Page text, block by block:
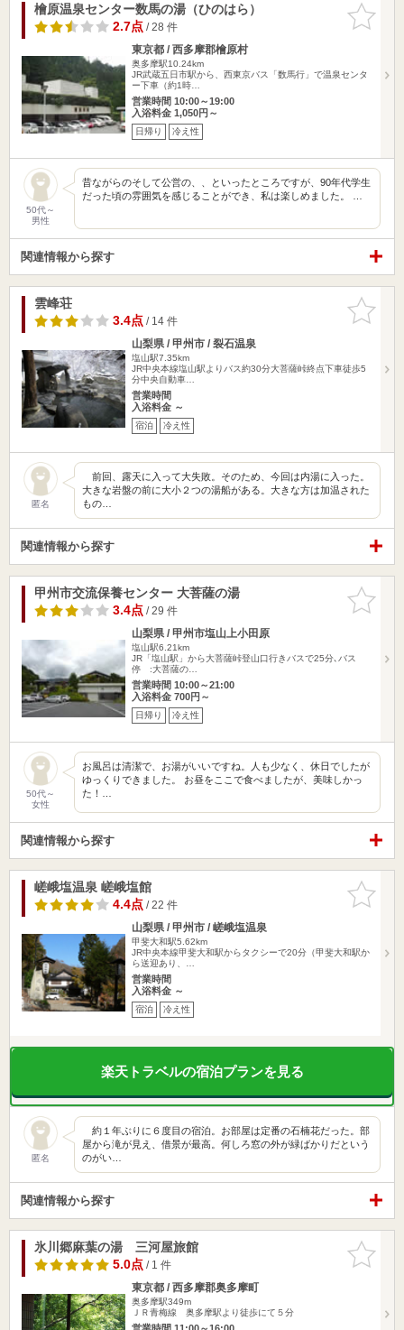
お気に入
りに追加
檜原温泉センター数馬の湯（ひのはら）
2.7点/ 28 件
東京都 / 西多摩郡檜原村
奥多摩駅10.24km
JR武蔵五日市駅から、西東京バス「数馬行」で温泉センタ
ー下車（約1時…
営業時間 10:00～19:00
入浴料金 1,050円～
日帰り 冷え性
50代～
男性
昔ながらのそして公営の、、といったところですが、90年代学生
だった頃の雰囲気を感じることができ、私は楽しめました。 …
関連情報から探す
お気に入
りに追加
雲峰荘
3.4点/ 14 件
山梨県 / 甲州市 / 裂石温泉
塩山駅7.35km
JR中央本線塩山駅よりバス約30分大菩薩峠終点下車徒歩5
分中央自動車…
営業時間
入浴料金 ～
宿泊 冷え性
匿名
前回、露天に入って大失敗。そのため、今回は内湯に入った。
大きな岩盤の前に大小２つの湯船がある。大きな方は加温された
もの…
関連情報から探す
お気に入
りに追加
甲州市交流保養センター 大菩薩の湯
3.4点/ 29 件
山梨県 / 甲州市塩山上小田原
塩山駅6.21km
JR「塩山駅」から大菩薩峠登山口行きバスで25分､バス
停 :大菩薩の…
営業時間 10:00～21:00
入浴料金 700円～
日帰り 冷え性
50代～
女性
お風呂は清潔で、お湯がいいですね。人も少なく、休日でしたが
ゆっくりできました。 お昼をここで食べましたが、美味しかっ
た！…
関連情報から探す
お気に入
りに追加
嵯峨塩温泉 嵯峨塩館
4.4点/ 22 件
山梨県 / 甲州市 / 嵯峨塩温泉
甲斐大和駅5.62km
JR中央本線甲斐大和駅からタクシーで20分（甲斐大和駅か
ら送迎あり、…
営業時間
入浴料金 ～
宿泊 冷え性
楽天トラベルの宿泊プランを見る
匿名
約１年ぶりに６度目の宿泊。お部屋は定番の石楠花だった。部
屋から滝が見え、借景が最高。何しろ窓の外が緑ばかりだという
のがい…
関連情報から探す
お気に入
りに追加
氷川郷麻葉の湯 三河屋旅館
5.0点/ 1 件
東京都 / 西多摩郡奥多摩町
奥多摩駅349m
ＪＲ青梅線 奥多摩駅より徒歩にて５分